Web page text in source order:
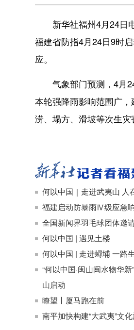
新华社福州4月24日电
福建省防指4月24日9时
应。
气象部门预测，4月24
本轮强降雨影响范围广
涝、塌方、滑坡等次生灾
何以中国｜走进武夷山 人
福建启动防暴雨Ⅳ级应急
全国新闻界羽毛球团体邀
何以中国 | 遇见土楼
何以中国 | 走进蟳埔 一路
“何以中国·闽山闽水物华
山启动
瞭望丨厦马跑在前
南平加快构建“大武夷”文